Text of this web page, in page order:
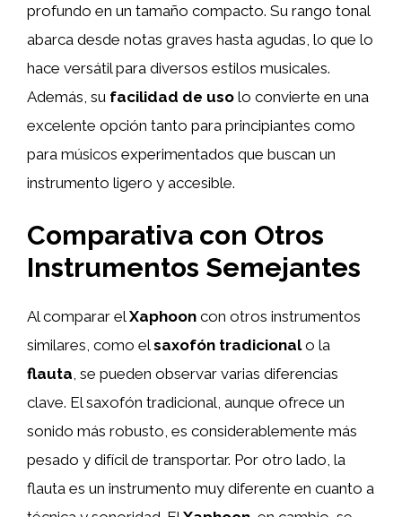
profundo en un tamaño compacto. Su rango tonal
abarca desde notas graves hasta agudas, lo que lo
hace versátil para diversos estilos musicales.
Además, su facilidad de uso lo convierte en una
excelente opción tanto para principiantes como
para músicos experimentados que buscan un
instrumento ligero y accesible.
Comparativa con Otros
Instrumentos Semejantes
Al comparar elXaphoon con otros instrumentos
similares, como elsaxofón tradicionalo la
flauta, se pueden observar varias diferencias
clave. El saxofón tradicional, aunque ofrece un
sonido más robusto, es considerablemente más
pesado y difícil de transportar. Por otro lado, la
flauta es un instrumento muy diferente en cuanto a